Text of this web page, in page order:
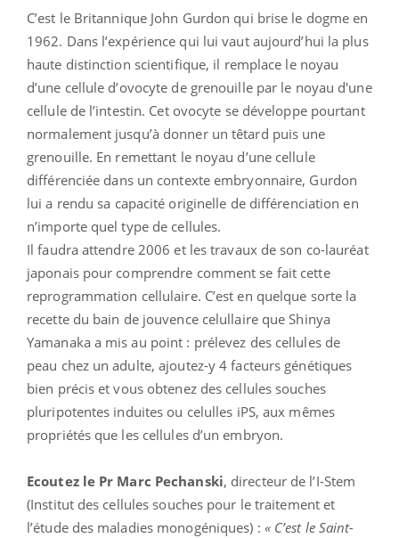
C’est le Britannique John Gurdon qui brise le dogme en
1962. Dans l’expérience qui lui vaut aujourd’hui la plus
haute distinction scientifique, il remplace le noyau
d’une cellule d’ovocyte de grenouille par le noyau d'une
cellule de l’intestin. Cet ovocyte se développe pourtant
normalement jusqu’à donner un têtard puis une
grenouille. En remettant le noyau d’une cellule
différenciée dans un contexte embryonnaire, Gurdon
lui a rendu sa capacité originelle de différenciation en
n’importe quel type de cellules.
Il faudra attendre 2006 et les travaux de son co-lauréat
japonais pour comprendre comment se fait cette
reprogrammation cellulaire. C’est en quelque sorte la
recette du bain de jouvence celullaire que Shinya
Yamanaka a mis au point : prélevez des cellules de
peau chez un adulte, ajoutez-y 4 facteurs génétiques
bien précis et vous obtenez des cellules souches
pluripotentes induites ou celulles iPS, aux mêmes
propriétés que les cellules d’un embryon.
Ecoutez le Pr Marc Pechanski, directeur de l’I-Stem
(Institut des cellules souches pour le traitement et
l’étude des maladies monogéniques) : « C’est le Saint-